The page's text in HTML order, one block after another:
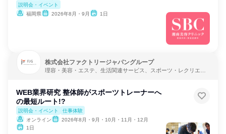
説明会・イベント
福岡県
2026年8月・9月 1日
株式会社ファクトリージャパングループ
理容・美容・エステ、生活関連サービス、スポーツ・レクリエー
WEB業界研究 整体師がスポーツトレーナーへ
の最短ルート!?
説明会・イベント
仕事体験
オンライン
2026年8月・9月・10月・11月・12月
1日